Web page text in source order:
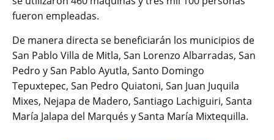
fueron empleadas.
De manera directa se beneficiarán los municipios de
San Pablo Villa de Mitla, San Lorenzo Albarradas, San
Pedro y San Pablo Ayutla, Santo Domingo
Tepuxtepec, San Pedro Quiatoni, San Juan Juquila
Mixes, Nejapa de Madero, Santiago Lachiguiri, Santa
María Jalapa del Marqués y Santa María Mixtequilla.